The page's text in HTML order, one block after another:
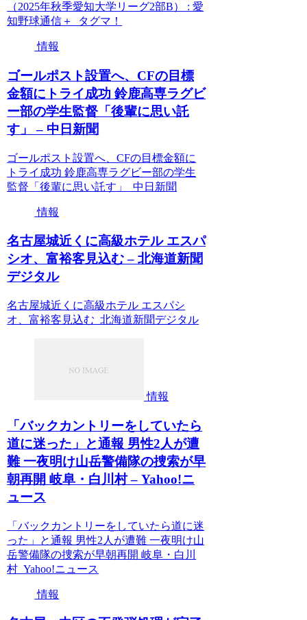
（2025年秋季愛知大学リーグ2部B） : 愛
知野球通信＋ タグマ！
情報
ゴールポスト設置へ、CFの目標
金額にトライ成功 鈴鹿高専ラグビ
ー部の学生監督「後輩に思い託
す」 – 中日新聞
ゴールポスト設置へ、CFの目標金額に
トライ成功 鈴鹿高専ラグビー部の学生
監督「後輩に思い託す」 中日新聞
情報
名古屋城近くに高級ホテル エスパ
シオ、富裕客見込む – 北海道新聞
デジタル
名古屋城近くに高級ホテル エスパシ
オ、富裕客見込む 北海道新聞デジタル
情報
「バックカントリーをしていたら
道に迷った」と通報 男性2人が遭
難 一夜明け山岳警備隊の捜索が早
朝再開 岐阜・白川村 – Yahoo!ニ
ュース
「バックカントリーをしていたら道に迷
った」と通報 男性2人が遭難 一夜明け山
岳警備隊の捜索が早朝再開 岐阜・白川
村 Yahoo!ニュース
情報